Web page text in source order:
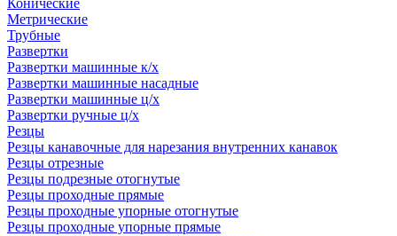
Конические
Метрические
Трубные
Развертки
Развертки машинные к/х
Развертки машинные насадные
Развертки машинные ц/х
Развертки ручные ц/х
Резцы
Резцы канавочные для нарезания внутренних канавок
Резцы отрезные
Резцы подрезные отогнутые
Резцы проходные прямые
Резцы проходные упорные отогнутые
Резцы проходные упорные прямые